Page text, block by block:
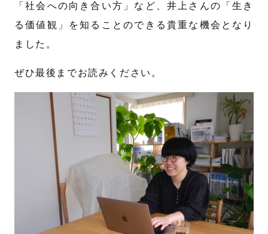
「社会への向き合い方」など、井上さんの「生き
る価値観」を知ることのできる貴重な機会となり
ました。
ぜひ最後までお読みください。